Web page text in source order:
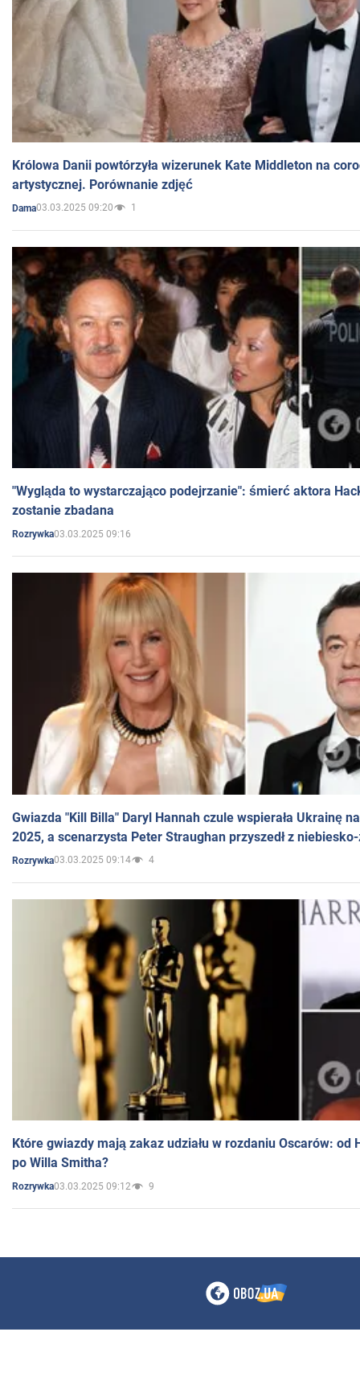
Królowa Danii powtórzyła wizerunek Kate Middleton na
artystycznej. Porównanie zdjęć
Dama03.03.2025 09:20 1
"Wygląda to wystarczająco podejrzanie": śmierć aktora
zostanie zbadana
Rozrywka03.03.2025 09:16
Gwiazda "Kill Billa" Daryl Hannah czule wspierała Ukrainę
2025, a scenarzysta Peter Straughan przyszedł z
Rozrywka03.03.2025 09:14 4
Które gwiazdy mają zakaz udziału w rozdaniu Oscarów: od
po Willa Smitha?
Rozrywka03.03.2025 09:12 9